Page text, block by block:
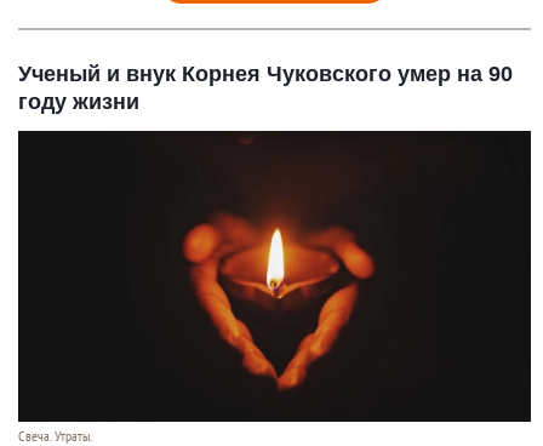
Ученый и внук Корнея Чуковского умер на 90
году жизни
Свеча. Утраты.